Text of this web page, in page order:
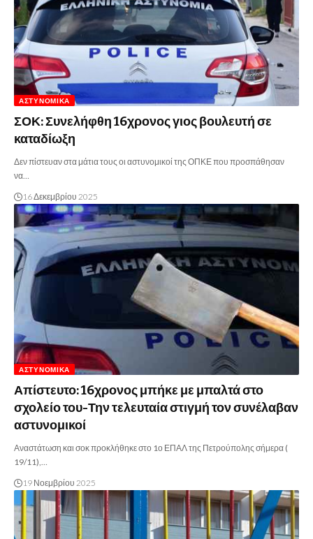
ΑΣΤΥΝΟΜΙΚΆ
ΣΟΚ: Συνελήφθη 16χρονος γιος βουλευτή σε
καταδίωξη
Δεν πίστευαν στα μάτια τους οι αστυνομικοί της ΟΠΚΕ που προσπάθησαν
να…
16 Δεκεμβρίου 2025
ΑΣΤΥΝΟΜΙΚΆ
Απίστευτο: 16χρονος μπήκε με μπαλτά στο
σχολείο του-Την τελευταία στιγμή τον συνέλαβαν
αστυνομικοί
Αναστάτωση και σοκ προκλήθηκε στο 1ο ΕΠΑΛ της Πετρούπολης σήμερα (
19/11),…
19 Νοεμβρίου 2025